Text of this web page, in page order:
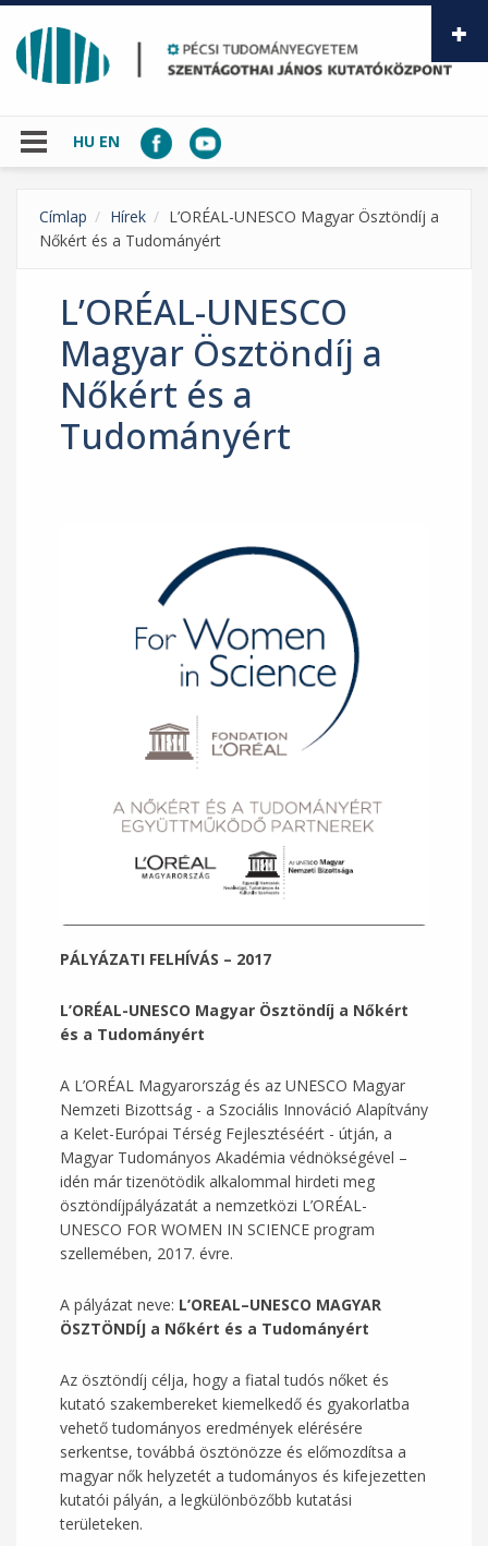
Ugrás a tartalomra
HU EN
Címlap Hírek
L’ORÉAL-UNESCO Magyar Ösztöndíj a
Nőkért és a Tudományért
L’ORÉAL-UNESCO
Magyar Ösztöndíj a
Nőkért és a
Tudományért
PÁLYÁZATI FELHÍVÁS – 2017
L’ORÉAL-UNESCO Magyar Ösztöndíj a Nőkért
és a Tudományért
A L’ORÉAL Magyarország és az UNESCO Magyar
Nemzeti Bizottság - a Szociális Innováció Alapítvány
a Kelet-Európai Térség Fejlesztéséért - útján, a
Magyar Tudományos Akadémia védnökségével –
idén már tizenötödik alkalommal hirdeti meg
ösztöndíjpályázatát a nemzetközi L’ORÉAL-
UNESCO FOR WOMEN IN SCIENCE program
szellemében, 2017. évre.
A pályázat neve: L’OREAL–UNESCO MAGYAR
ÖSZTÖNDÍJ a Nőkért és a Tudományért
Az ösztöndíj célja, hogy a fiatal tudós nőket és
kutató szakembereket kiemelkedő és gyakorlatba
vehető tudományos eredmények elérésére
serkentse, továbbá ösztönözze és előmozdítsa a
magyar nők helyzetét a tudományos és kifejezetten
kutatói pályán, a legkülönbözőbb kutatási
területeken.